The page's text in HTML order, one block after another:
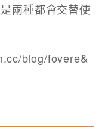
兩種都會交替使
blog/fovere&